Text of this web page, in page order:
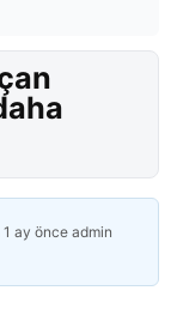
1 ay önce admin